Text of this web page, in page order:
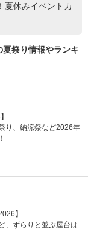
夏休みイベントカ
夏祭り情報やランキ
り、納涼祭など2026年
】
、ずらりと並ぶ屋台は